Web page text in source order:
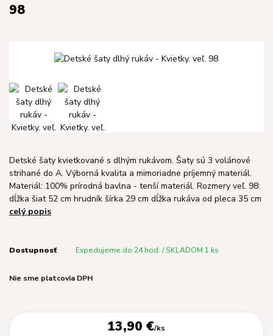
98
Detské šaty kvietkované s dlhým rukávom. Šaty sú 3 volánové
strihané do A. Výborná kvalita a mimoriadne príjemný materiál.
Materiál: 100% prírodná bavlna - tenší materiál. Rozmery veľ. 98:
dĺžka šiat 52 cm hrudník šírka 29 cm dĺžka rukáva od pleca 35 cm
celý popis
Dostupnosť Expedujeme do 24 hod. / SKLADOM 1 ks
Nie sme platcovia DPH
13,90 €/ks